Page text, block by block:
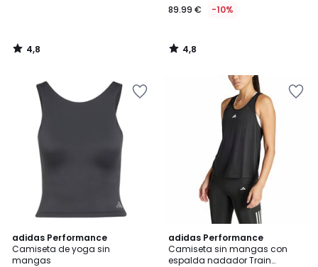
4,8
/
89.99 € -10%
4,8
/
adidas Performance
Camiseta de yoga sin
mangas
4,7
/ 5
adidas Performance
Camiseta sin mangas con
espalda nadador Train
4,6
/ 5